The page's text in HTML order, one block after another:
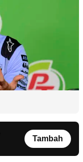
Tambah